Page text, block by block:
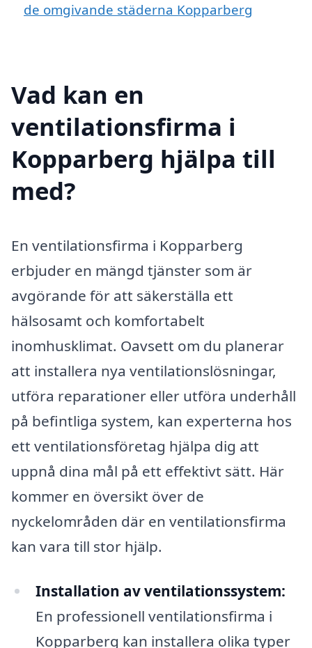
de omgivande städerna Kopparberg
Vad kan en
ventilationsfirma i
Kopparberg hjälpa till
med?
En ventilationsfirma i Kopparberg
erbjuder en mängd tjänster som är
avgörande för att säkerställa ett
hälsosamt och komfortabelt
inomhusklimat. Oavsett om du planerar
att installera nya ventilationslösningar,
utföra reparationer eller utföra underhåll
på befintliga system, kan experterna hos
ett ventilationsföretag hjälpa dig att
uppnå dina mål på ett effektivt sätt. Här
kommer en översikt över de
nyckelområden där en ventilationsfirma
kan vara till stor hjälp.
Installation av ventilationssystem:
En professionell ventilationsfirma i
Kopparberg kan installera olika typer